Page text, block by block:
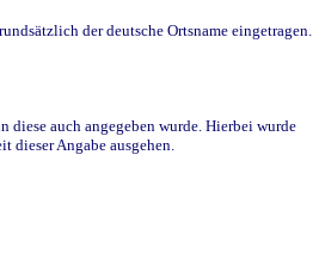
der deutsche Ortsname eingetragen.
diese auch angegeben wurde. Hierbei wurde
Angabe ausgehen.